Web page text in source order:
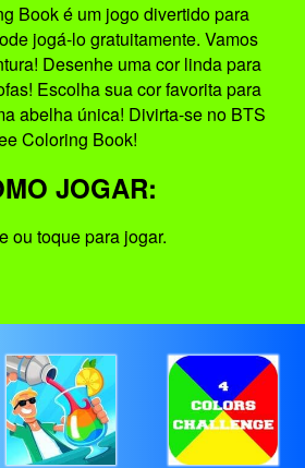
Book é um jogo divertido para
jogá-lo gratuitamente. Vamos
Desenhe uma cor linda para
Escolha sua cor favorita para
abelha única! Divirta-se no BTS
Coloring Book!
JOGAR:
ou toque para jogar.